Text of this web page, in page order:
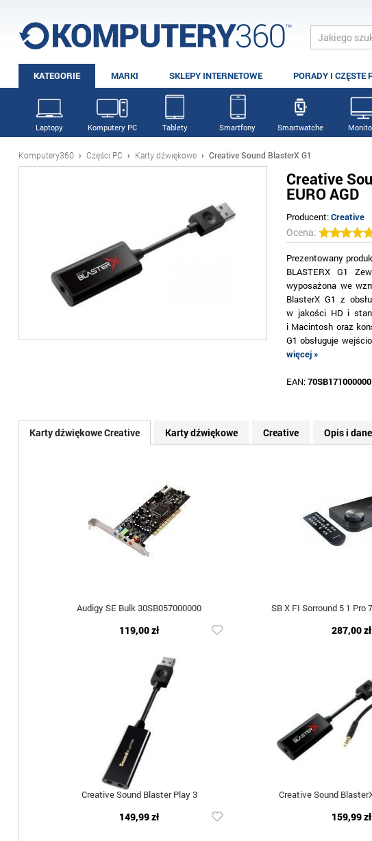
KATEGORIE MARKI SKLEPY INTERNETOWE PORADY I CZĘSTE
Laptopy Komputery PC Tablety Smartfony Smartwatche
Komputery360 › Części PC › Karty dźwiękowe › Creative Sound BlasterX G1
Creative
EURO AGD
Producent:Creative
Ocena:
Prezentowany
BLASTERX G1
wyposażona we
BlasterX G1 z
w jakości HD i
i Macintosh oraz
G1 obsługuje
więcej »
EAN:70SB171000000
Karty dźwiękowe Creative Karty dźwiękowe Creative Opis i dane
Audigy SE Bulk 30SB057000000
119,00 zł
SB X FI Sorround 5 1 Pro
287,00 zł
Creative Sound Blaster Play 3
149,99 zł
Creative Sound
159,99 zł